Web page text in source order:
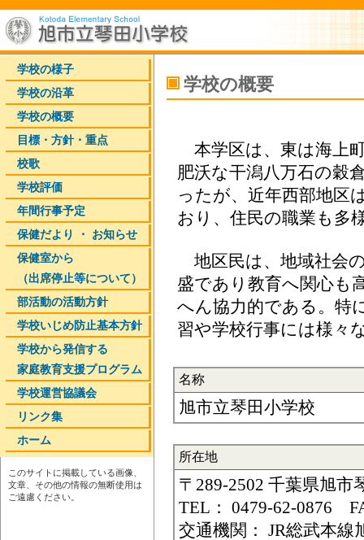
学校の様子
学校の沿革
学校の概要
目標・方針・重点
校歌
学校評価
年間行事予定
保健だより ・ お知らせ
保健室から
（出席停止等について）
部活動の活動方針
学校いじめ防止基本方針
学校から発信する
家庭教育支援プログラム
学校運営協議会
リンク集
ホーム
このサイトに掲載している画像、
文章、その他の情報の無断使用は
ご遠慮ください。
学校の概要
本学区は、東は海上
肥沃な干潟八万石の穀
ったが、近年西部地区
おり、住民の職業も多
地区民は、地域社会
盛であり教育へ関心も
へん協力的である。特
習や学校行事には様々
名称
旭市立琴田小学校
所在地
〒289-2502 千葉県旭市
TEL： 0479-62-0876
交通機関： JR総武本線